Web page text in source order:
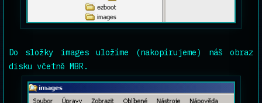
Do složky images uložíme (nakopírujeme) náš obraz
disku včetně MBR.